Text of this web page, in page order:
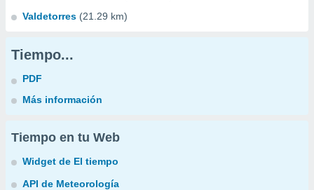
Valdetorres (21.29 km)
Tiempo...
PDF
Más información
Tiempo en tu Web
Widget de El tiempo
API de Meteorología